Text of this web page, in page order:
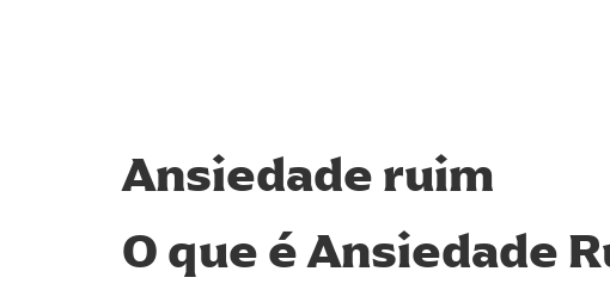
Ansiedade ruim
O que é Ansiedade